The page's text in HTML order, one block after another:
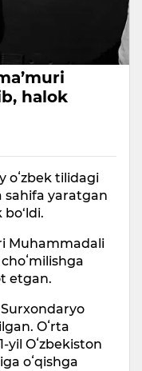
halok
oʻzbek tilidagi
sahifa yaratgan
Muhammadali
etgan.
Oʻrta
Oʻzbekiston
oʻqishga